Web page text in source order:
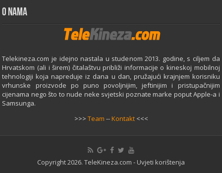
O Nama
Telekineza.com je idejno nastala u studenom 2013. godine, s ciljem da
Hrvatskom (ali i širem) čitalaštvu približi informacije o kineskoj mobilnoj
tehnologiji koja napreduje iz dana u dan, pružajući krajnjem korisniku
vrhunske proizvode po puno povoljnijim, jeftinijim i pristupačnijim
cijenama nego što to nude neke svjetski poznate marke poput Apple-a i
Samsunga.
>>> Team --Kontakt<<<
Copyright 2026. TeleKineza.com - Uvjeti korištenja